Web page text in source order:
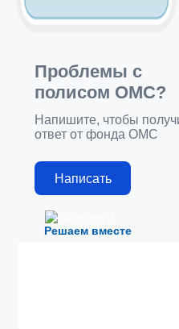
Решаем вместе
Проблемы с
полисом ОМС?
Напишите, чтобы
ответ от фонда ОМС
Написать